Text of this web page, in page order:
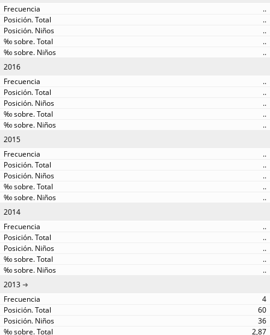
..
..
..
..
..
2016
..
..
..
..
..
2015
..
..
..
..
..
2014
..
..
..
..
..
2013
4
60
36
2,87